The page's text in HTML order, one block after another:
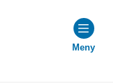
Meny